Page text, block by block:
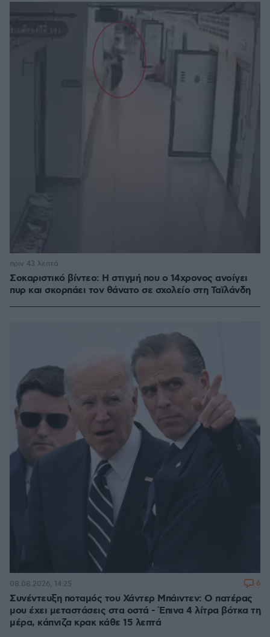
Σοκαριστικό βίντεο: Η στιγμή που ο 14χρονος ανοίγει
πυρ και σκορπάει τον θάνατο σε σχολείο στη Ταϊλάνδη
πριν 43 λεπτά
Συνέντευξη ποταμός του Χάντερ Μπάιντεν: Ο πατέρας
μου έχει μεταστάσεις στα οστά - Έπινα 4 λίτρα βότκα τη
μέρα, κάπνιζα κρακ κάθε 15 λεπτά
08.08.2026, 14:25 6